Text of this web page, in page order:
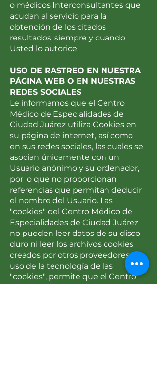
o médicos Interconsultantes que
acudan al servicio para la
obtención de los citados
resultados, siempre y cuando
Usted lo autorice.
USO DE RASTREO EN NUESTRA
PÁGINA WEB O EN NUESTRAS
REDES SOCIALES
Le informamos que el Centro
Médico de Especialidades de
Ciudad Juárez utiliza Cookies en
su página de internet, así como
en sus redes sociales, las cuales se
asocian únicamente con un
Usuario anónimo y su ordenador,
por lo que no proporcionan
referencias que permitan deducir
el nombre del Usuario. Las
"cookies" del Centro Médico de
Especialidades de Ciudad Juárez
no pueden leer datos de su disco
duro ni leer los archivos cookies
creados por otros proveedores. El
uso de la tecnología de las
"cookies", permite que el Centro